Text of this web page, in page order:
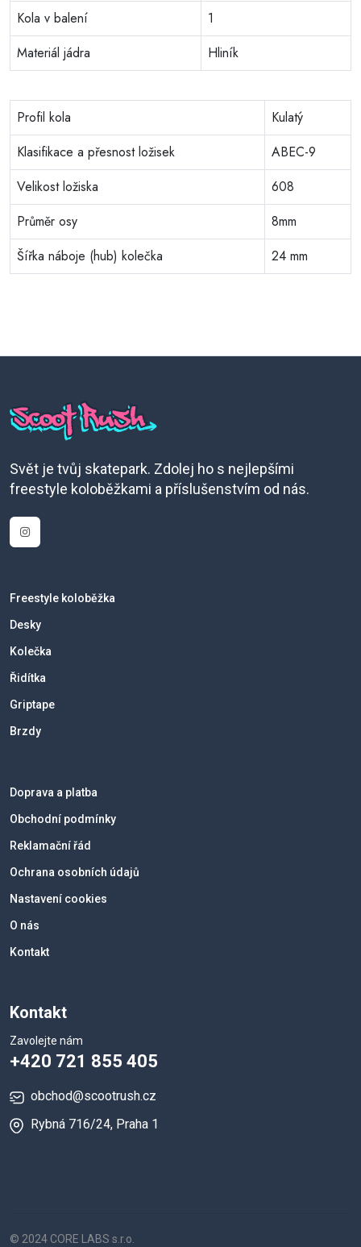
Kola v balení
1
Materiál jádra
Hliník
Profil kola
Kulatý
Klasifikace a přesnost ložisek
ABEC-9
Velikost ložiska
608
Průměr osy
8mm
Šířka náboje (hub) kolečka
24 mm
Svět je tvůj skatepark. Zdolej ho s nejlepšími
freestyle koloběžkami a příslušenstvím od nás.
Freestyle koloběžka
Desky
Kolečka
Řidítka
Griptape
Brzdy
Doprava a platba
Obchodní podmínky
Reklamační řád
Ochrana osobních údajů
Nastavení cookies
O nás
Kontakt
Kontakt
Zavolejte nám
+420 721 855 405
obchod@scootrush.cz
Rybná 716/24, Praha 1
© 2024 CORE LABS s.r.o.